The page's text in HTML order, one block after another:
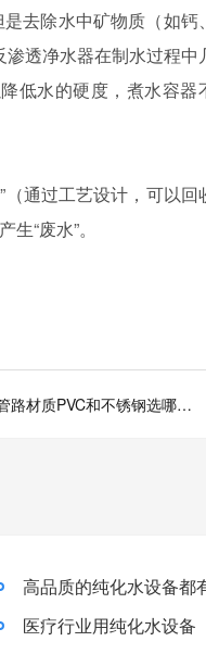
去除水中矿物质（如钙
透净水器在制水过程中
低水的硬度，煮水容器
通过工艺设计，可以回
“废水”。
反渗透设备管路材质PVC和不锈钢选哪种材质好
高品质的纯化水设备都
医疗行业用纯化水设备